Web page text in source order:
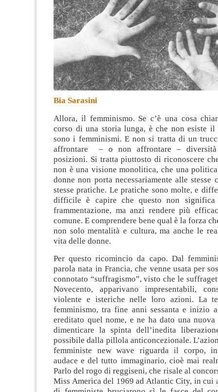
Bia Sarasini
Allora, il femminismo. Se c’è una cosa
corso di una storia lunga, è che non esiste il
sono i femminismi. E non si tratta di un
affrontare – o non affrontare –
posizioni. Si tratta piuttosto di riconoscere
non è una visione monolitica, che una
donne non porta necessariamente alle stesse
stesse pratiche. Le pratiche sono molte, e
difficile è capire che questo non significa
frammentazione, ma anzi rendere più
comune. E comprendere bene qual è la forza
non solo mentalità e cultura, ma anche le
vita delle donne.
Per questo ricomincio da capo. Dal
parola nata in Francia, che venne usata per
connotato “suffragismo”, visto che le
Novecento, apparivano impresentabili,
violente e isteriche nelle loro azioni. La
femminismo, tra fine anni sessanta e inizio
ereditato quel nome, e ne ha dato una nuova
dimenticare la spinta dell’inedita
possibile dalla pillola anticoncezionale.
femministe new wave riguarda il corpo,
audace e del tutto immaginario, cioè mai
Parlo del rogo di reggiseni, che risale al
Miss America del 1969 ad Atlantic City, in cui